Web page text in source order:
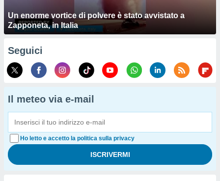
Un enorme vortice di polvere è stato avvistato a
Zapponeta, in Italia
Seguici
Il meteo via e-mail
Ho letto e accetto la politica sulla privacy